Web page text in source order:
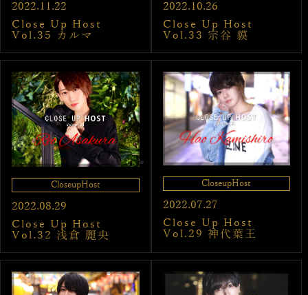
2022.11.22
Close Up Host
Vol.35 カルマ
2022.10.26
Close Up Host
Vol.33 宗谷 貘
CloseupHost
2022.08.29
Close Up Host
Vol.32 浅倉 麗央
CloseupHost
2022.07.27
Close Up Host
Vol.29 神代葉王